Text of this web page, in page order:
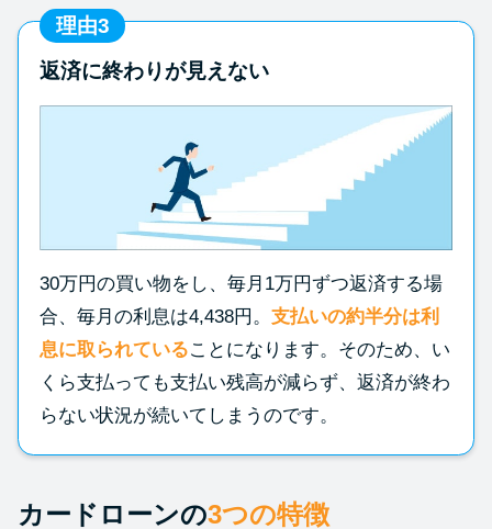
理由3
返済に終わりが見えない
30万円の買い物をし、毎月1万円ずつ返済する場
合、毎月の利息は4,438円。支払いの約半分は利
息に取られていることになります。そのため、い
くら支払っても支払い残高が減らず、返済が終わ
らない状況が続いてしまうのです。
カードローンの3つの特徴